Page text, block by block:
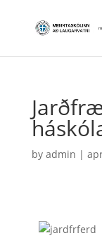
by admin |